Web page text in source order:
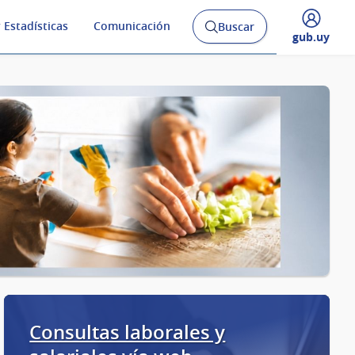
Estadísticas Comunicación
Abrir
buscador
Buscar
Desplegar
gub.uy
Consultas laborales y